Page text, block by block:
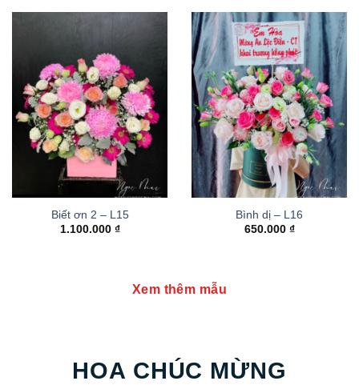
Biết ơn 2 – L15
1.100.000 ₫
Bình dị – L16
650.000 ₫
Xem thêm mẫu
HOA CHÚC MỪNG